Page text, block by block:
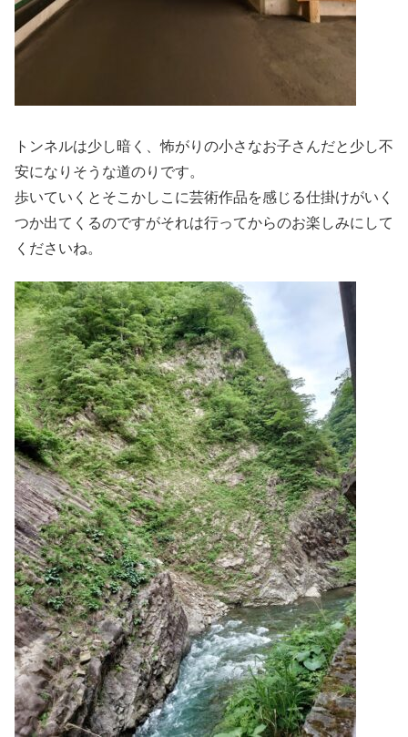
トンネルは少し暗く、怖がりの小さなお子さんだと少し不
安になりそうな道のりです。
歩いていくとそこかしこに芸術作品を感じる仕掛けがいく
つか出てくるのですがそれは行ってからのお楽しみにして
くださいね。